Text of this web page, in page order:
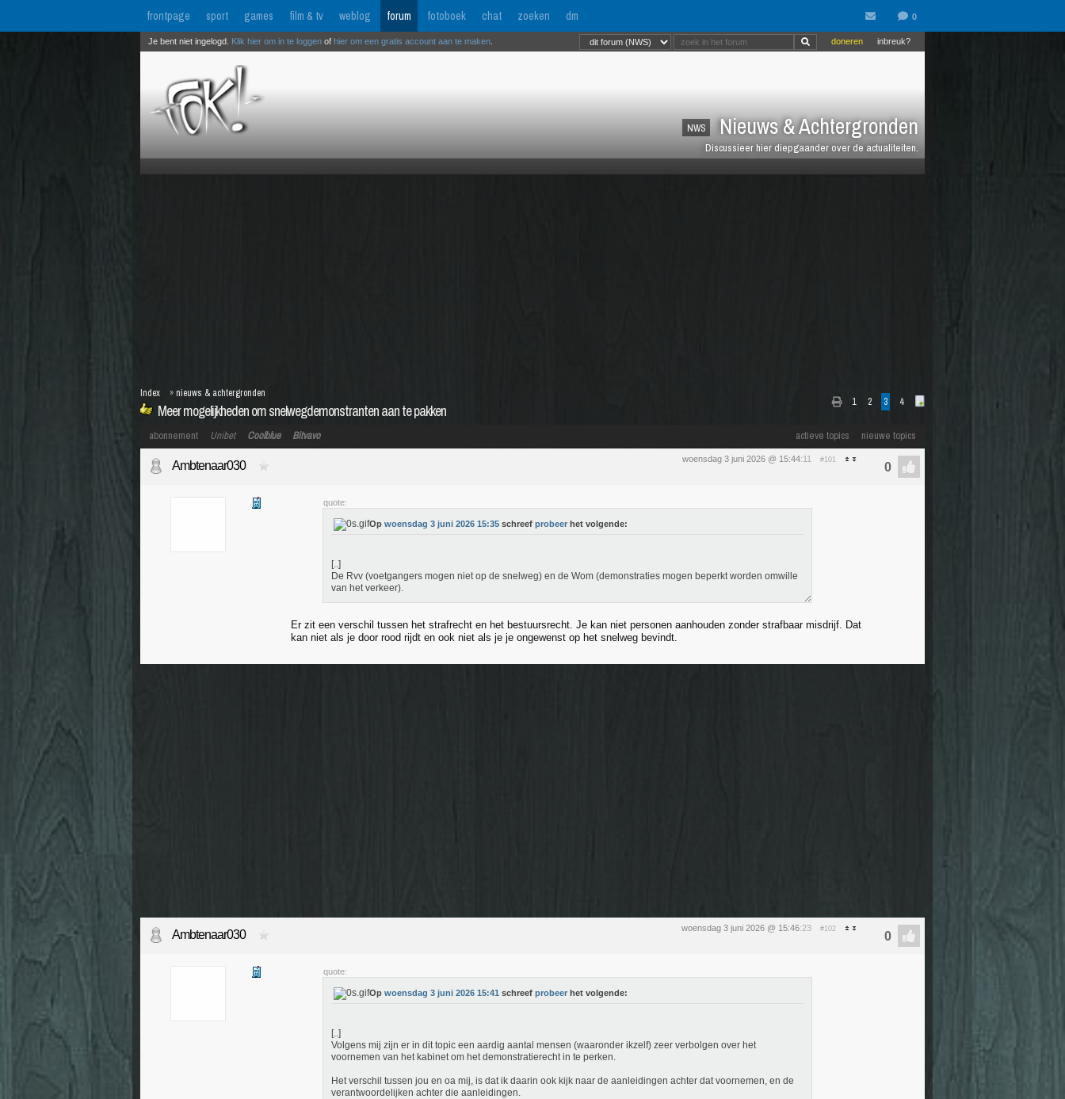
frontpage sport games film & tv weblog forum fotoboek chat zoeken dm
NWS Nieuws & Achtergronden
Discussieer hier diepgaander over de actualiteiten.
inbreuk?
doneren
Je bent niet ingelogd. Klik hier om in te loggen of hier om een gratis account aan te maken
1 2 3 4
Meer mogelijkheden om snelwegdemonstranten aan te pakken
Index » nieuws & achtergronden
actieve topics nieuwe topics
abonnement Unibet Coolblue Bitvavo
woensdag 3 juni 2026 @ 15:44:11 #101
Ambtenaar030
quote:
Op woensdag 3 juni 2026 15:35 schreef probeer het volgende:
[..]
De Rvv (voetgangers mogen niet op de snelweg) en de Wom (demonstraties mogen beperkt worden omwille
van het verkeer).
Er zit een verschil tussen het strafrecht en het bestuursrecht. Je kan niet personen aanhouden zonder strafbaar misdrijf. Dat
kan niet als je door rood rijdt en ook niet als je je ongewenst op het snelweg bevindt.
woensdag 3 juni 2026 @ 15:46:23 #102
Ambtenaar030
quote:
Op woensdag 3 juni 2026 15:41 schreef probeer het volgende:
[..]
Volgens mij zijn er in dit topic een aardig aantal mensen (waaronder ikzelf) zeer verbolgen over het
voornemen van het kabinet om het demonstratierecht in te perken.
Het verschil tussen jou en oa mij, is dat ik daarin ook kijk naar de aanleidingen achter dat voornemen, en de
verantwoordelijken achter die aanleidingen.